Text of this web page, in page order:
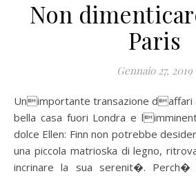
Non
Paris
Gennaio 27, 2019
Unimportante transazione daffari appena conclusa, una
bella casa fuori Londra e
dolce Ellen: Finn non potrebbe
una piccola matrioska di legno,
incrinare la sua serenit�. Perch�